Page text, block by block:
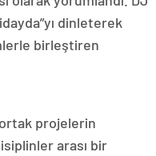
dinleterek
birleştiren
projelerin
arası bir